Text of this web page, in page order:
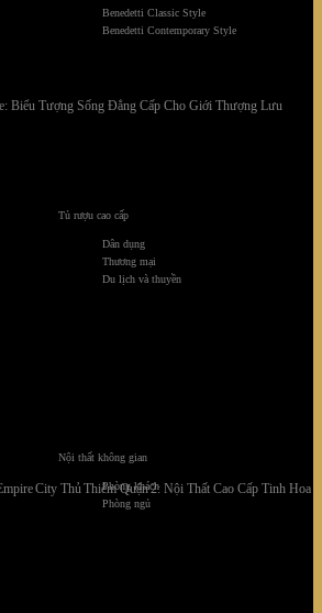
Benedetti Classic Style
Benedetti Contemporary Style
Tủ rượu cao cấp
Dân dụng
Thương mại
Du lịch và thuyền
Nội thất không gian
Phòng khách
Phòng ngủ
Biểu Tượng Sống Đẳng Cấp Cho Giới Thượng Lưu
City Thủ Thiêm Quận 2: Nội Thất Cao Cấp Tinh Hoa